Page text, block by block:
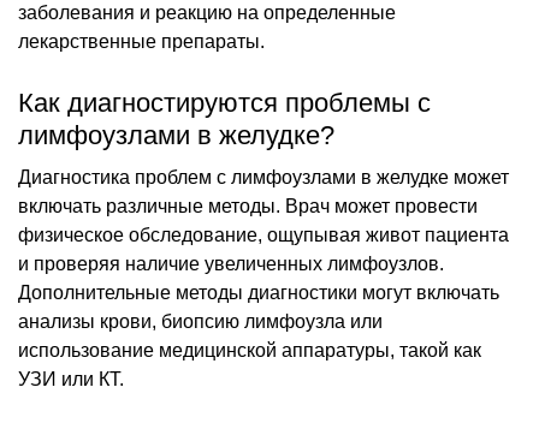
заболевания и реакцию на определенные
лекарственные препараты.
Как диагностируются проблемы с
лимфоузлами в желудке?
Диагностика проблем с лимфоузлами в желудке может
включать различные методы. Врач может провести
физическое обследование, ощупывая живот пациента
и проверяя наличие увеличенных лимфоузлов.
Дополнительные методы диагностики могут включать
анализы крови, биопсию лимфоузла или
использование медицинской аппаратуры, такой как
УЗИ или КТ.